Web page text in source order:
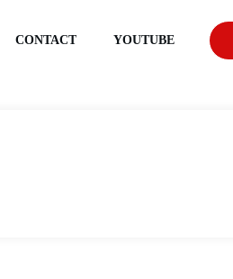
CONTACT YOUTUBE